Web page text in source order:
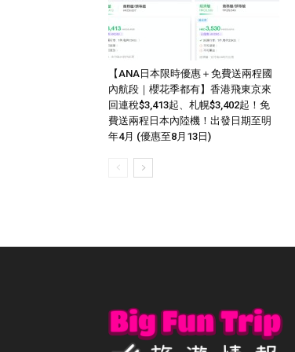
【ANA日本限時優惠＋免費送兩程國
內航段｜櫻花季都有】香港飛東京來
回連稅$3,413起、札幌$3,402起！免
費送兩程日本內陸機！出發日期至明
年4月 (優惠至8月13日)